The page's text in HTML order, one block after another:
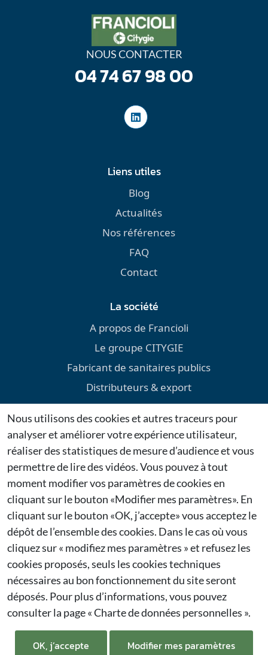
NOUS CONTACTER
04 74 67 98 00
Liens utiles
Blog
Actualités
Nos références
FAQ
Contact
La société
A propos de Francioli
Le groupe CITYGIE
Fabricant de sanitaires publics
Distributeurs & export
Environnement
Téléchargements
Mentions légales
Dernières actualités
Citygie confirme sa présence au Salon Espace Public
2026 à Bruxelles
27/01/2026
Citygie renouvelle sa participation à Municipalia
2026
26/01/2026
Francioli est une société spécialisée dans
Nous utilisons des cookies et autres traceurs pour
analyser et améliorer votre expérience utilisateur,
réaliser des statistiques de mesure d’audience et vous
permettre de lire des vidéos. Vous pouvez à tout
moment modifier vos paramètres de cookies en
cliquant sur le bouton «Modifier mes paramètres». En
cliquant sur le bouton «OK, j’accepte» vous acceptez le
dépôt de l’ensemble des cookies. Dans le cas où vous
cliquez sur « modifiez mes paramètres » et refusez les
cookies proposés, seuls les cookies techniques
nécessaires au bon fonctionnement du site seront
déposés. Pour plus d’informations, vous pouvez
consulter la page« Charte de données personnelles ».
OK, j’accepte Modifier mes paramètres